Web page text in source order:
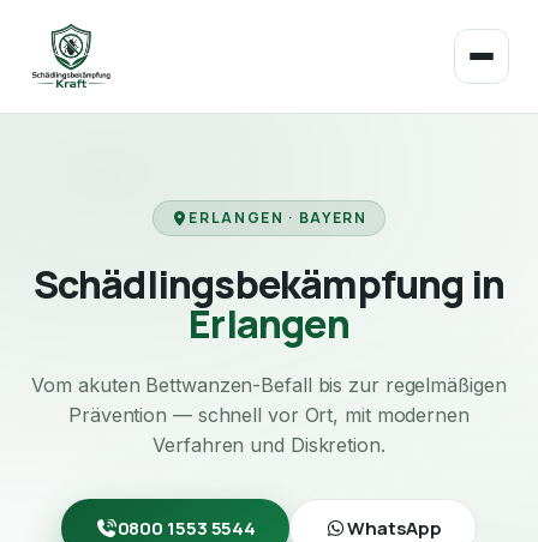
ERLANGEN · BAYERN
Schädlingsbekämpfung in
Erlangen
Vom akuten Bettwanzen-Befall bis zur regelmäßigen
Prävention — schnell vor Ort, mit modernen
Verfahren und Diskretion.
0800 1553 5544 WhatsApp